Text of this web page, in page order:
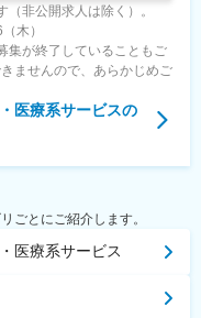
非公開求人は除く）。
木）
集が終了していることもご
ませんので、あらかじめご
医療系サービスの
ごとにご紹介します。
医療系サービス